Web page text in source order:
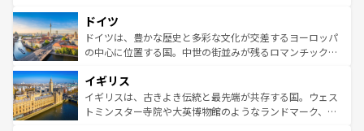
せる。地方によって風土や気候が異なるスペインはその個
性で訪れる人を魅了する。 なお、新着のスペイン情報は コ
ンテンツ一覧を参照してほしい。
で、幅広い魅力が詰まっている。華麗な宮殿、歴史的な大
聖堂、美しいビーチ、そして豊かな自然が、訪れる者を心
から魅了する。また、フランスは美食の国としても知ら
いる。シャンパンの発祥地であるランス、プロヴァンスの
香り高いラベンダー畑など、多彩な楽しみ方が可能だ。さ
らに、パリ以外の地域にも魅力が溢れており、どの街角に
ドイツ
ドイツは、豊かな歴史と多彩な文化が交差するヨーロッパ
の中心に位置する国。中世の街並みが残るロマンチック街
顔を持つこの国は、どこを歩いても飽きることがない。ベ
ルリンの文化的活気、バイエルン州のアルプスの絶景、そ
してライン川沿いのワイン畑といった風景は必見。ビール
イギリス
イギリスは、古きよき伝統と最先端が共存する国。ウェス
トミンスター寺院や大英博物館のようなランドマーク、歴